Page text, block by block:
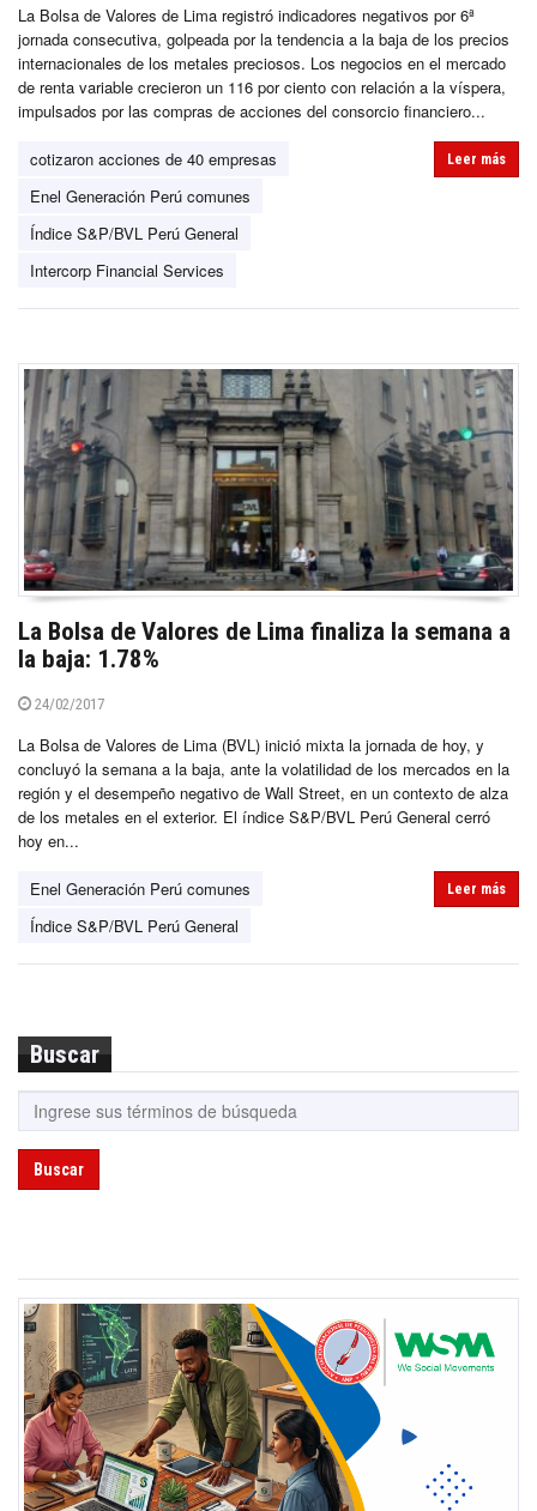
La Bolsa de Valores de Lima registró indicadores negativos por 6ª
jornada consecutiva, golpeada por la tendencia a la baja de los precios
internacionales de los metales preciosos. Los negocios en el mercado
de renta variable crecieron un 116 por ciento con relación a la víspera,
impulsados por las compras de acciones del consorcio financiero...
cotizaron acciones de 40 empresas
Enel Generación Perú comunes
Índice S&P/BVL Perú General
Intercorp Financial Services
Leer más
La Bolsa de Valores de Lima finaliza la semana a
la baja: 1.78%
24/02/2017
La Bolsa de Valores de Lima (BVL) inició mixta la jornada de hoy, y
concluyó la semana a la baja, ante la volatilidad de los mercados en la
región y el desempeño negativo de Wall Street, en un contexto de alza
de los metales en el exterior. El índice S&P/BVL Perú General cerró
hoy en...
Enel Generación Perú comunes
Índice S&P/BVL Perú General
Leer más
Buscar
Buscar